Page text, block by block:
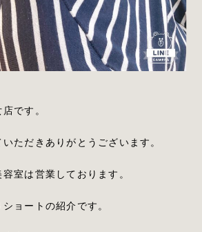
です。
ただきありがとうございます。
室は営業しております。
ョートの紹介です。